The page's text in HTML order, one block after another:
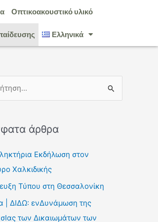
Οπτικοακουστικό υλικό
Ελληνικά
άρθρα
Εκδήλωση στον
Χαλκιδικής
Τύπου στη Θεσσαλονίκη
| ΔΙΔΩ: ενΔυνάμωση της
των Δικαιωμάτων των